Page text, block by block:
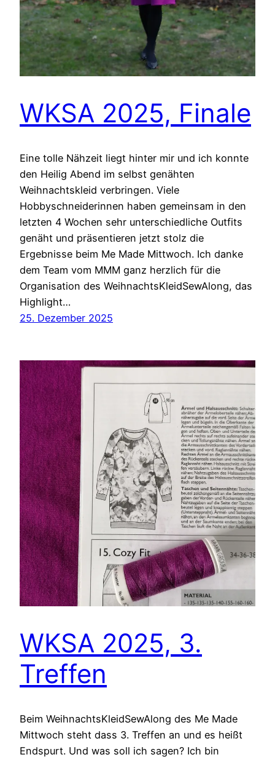
WKSA 2025, Finale
Eine tolle Nähzeit liegt hinter mir und ich konnte
den Heilig Abend im selbst genähten
Weihnachtskleid verbringen. Viele
Hobbyschneiderinnen haben gemeinsam in den
letzten 4 Wochen sehr unterschiedliche Outfits
genäht und präsentieren jetzt stolz die
Ergebnisse beim Me Made Mittwoch. Ich danke
dem Team vom MMM ganz herzlich für die
Organisation des WeihnachtsKleidSewAlong, das
Highlight…
25. Dezember 2025
WKSA 2025, 3.
Treffen
Beim WeihnachtsKleidSewAlong des Me Made
Mittwoch steht dass 3. Treffen an und es heißt
Endspurt. Und was soll ich sagen? Ich bin